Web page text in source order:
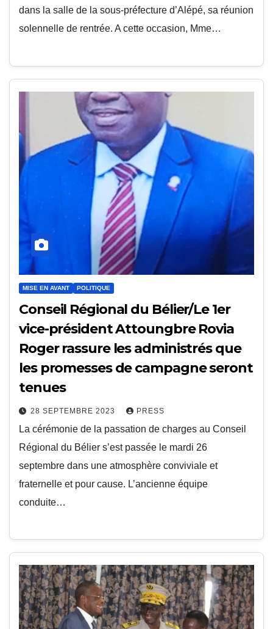
dans la salle de la sous-préfecture d’Alépé, sa réunion
solennelle de rentrée. A cette occasion, Mme…
MISE EN AVANT POLITIQUE
Conseil Régional du Bélier/Le 1er
vice-président Attoungbre Rovia
Roger rassure les administrés que
les promesses de campagne seront
tenues
28 SEPTEMBRE 2023 PRESS
La cérémonie de la passation de charges au Conseil
Régional du Bélier s’est passée le mardi 26
septembre dans une atmosphère conviviale et
fraternelle et pour cause. L’ancienne équipe
conduite…